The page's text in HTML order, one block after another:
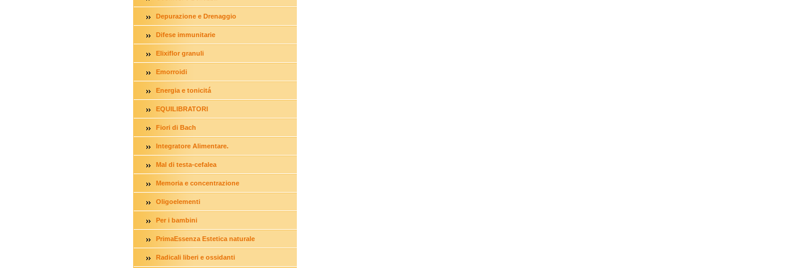
Depurazione e Drenaggio
Difese immunitarie
Elixiflor granuli
Emorroidi
Energia e tonicitá
EQUILIBRATORI
Fiori di Bach
Integratore Alimentare.
Mal di testa-cefalea
Memoria e concentrazione
Oligoelementi
Per i bambini
PrimaEssenza Estetica naturale
Radicali liberi e ossidanti